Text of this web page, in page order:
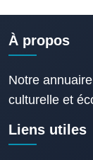
À propos
Notre
culturelle et
Liens utiles